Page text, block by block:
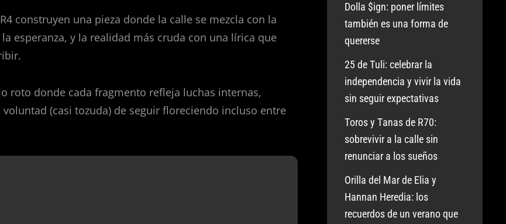
construyen una pieza donde la calle se mezcla con la
esperanza, y la realidad más cruda con una lírica que
roto donde cada fragmento refleja luchas internas,
(casi tozuda) de seguir floreciendo incluso entre
Dolla $ign: poner límites
también es una forma de
quererse
25 de Tuli: celebrar la
independencia y vivir la vida
sin seguir expectativas
Toros y Tanas de R70:
sobrevivir a la calle sin
renunciar a los sueños
Orilla del Mar de Elia y
Hannan Heredia: los
recuerdos de un verano que